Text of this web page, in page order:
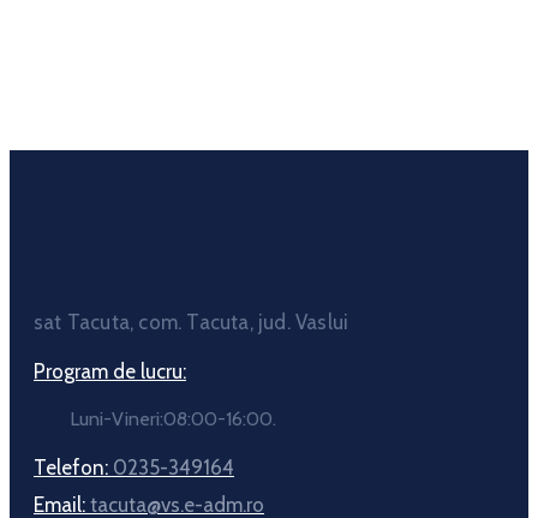
sat Tacuta, com. Tacuta, jud. Vaslui
Program de lucru:
Luni-Vineri:08:00-16:00.
Telefon: 0235-349164
Email: tacuta@vs.e-adm.ro